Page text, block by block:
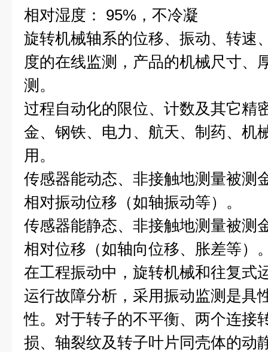
相对湿度： 95%，不冷凝
旋转机械轴系的位移、振动、转速
度的在线监测，产品的机械尺寸、
测。
过程自动化的限位、计数及其它精
金、钢铁、电力、航天、制药、机
用。
传感器能动态、非接触地测量被测
相对振动位移（如轴振动等）。
传感器能静态、非接触地测量被测
相对位移（如轴向位移、胀差等）
在工程振动中，旋转机械和往复式
运行故障分析，采用振动监测是具
性。对于转子的不平衡、两个连接
损、轴裂纹及转子叶片同壳体的动